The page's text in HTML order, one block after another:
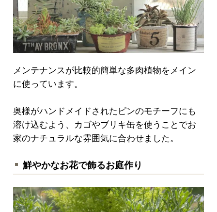
メンテナンスが比較的簡単な多肉植物をメイン
に使っています。
奥様がハンドメイドされたピンのモチーフにも
溶け込むよう、カゴやブリキ缶を使うことでお
家のナチュラルな雰囲気に合わせました。
鮮やかなお花で飾るお庭作り